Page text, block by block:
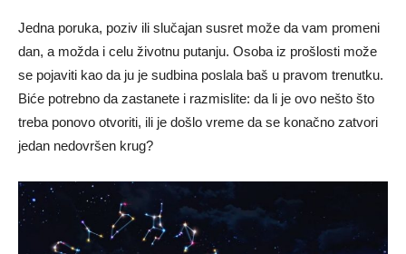
Jedna poruka, poziv ili slučajan susret može da vam promeni
dan, a možda i celu životnu putanju. Osoba iz prošlosti može
se pojaviti kao da ju je sudbina poslala baš u pravom trenutku.
Biće potrebno da zastanete i razmislite: da li je ovo nešto što
treba ponovo otvoriti, ili je došlo vreme da se konačno zatvori
jedan nedovršen krug?